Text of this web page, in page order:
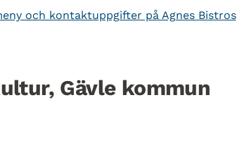
och kontaktuppgifter på Agnes Bistros
Gävle kommun